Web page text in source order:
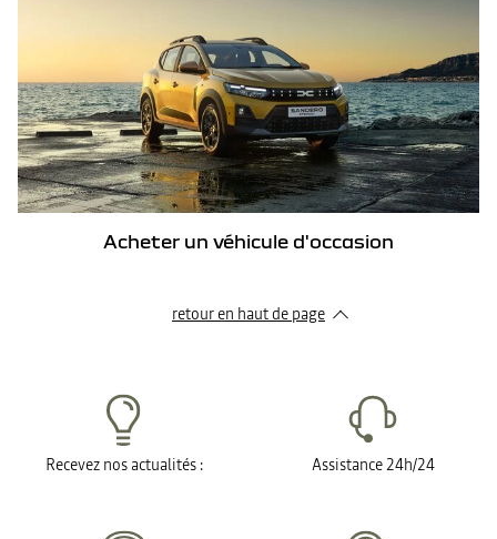
Acheter un véhicule d'occasion
retour en haut de page​
Recevez nos actualités : Assistance 24h/24